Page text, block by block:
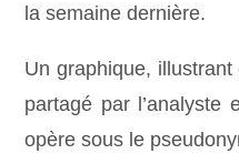
la semaine dernière.
Un graphique,
partagé par l’analyste
opère sous le